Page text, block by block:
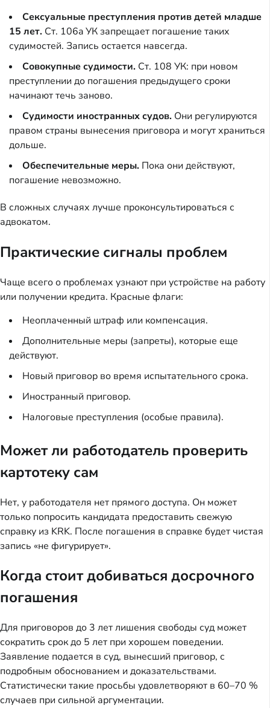
Сексуальные преступления против детей младше
15 лет. Ст. 106a УК запрещает погашение таких
судимостей. Запись остается навсегда.
Совокупные судимости. Ст. 108 УК: при новом
преступлении до погашения предыдущего сроки
начинают течь заново.
Судимости иностранных судов. Они регулируются
правом страны вынесения приговора и могут храниться
дольше.
Обеспечительные меры. Пока они действуют,
погашение невозможно.
В сложных случаях лучше проконсультироваться с
адвокатом.
Практические сигналы проблем
Чаще всего о проблемах узнают при устройстве на работу
или получении кредита. Красные флаги:
Неоплаченный штраф или компенсация.
Дополнительные меры (запреты), которые еще
действуют.
Новый приговор во время испытательного срока.
Иностранный приговор.
Налоговые преступления (особые правила).
Может ли работодатель проверить
картотеку сам
Нет, у работодателя нет прямого доступа. Он может
только попросить кандидата предоставить свежую
справку из KRK. После погашения в справке будет чистая
запись «не фигурирует».
Когда стоит добиваться досрочного
погашения
Для приговоров до 3 лет лишения свободы суд может
сократить срок до 5 лет при хорошем поведении.
Заявление подается в суд, вынесший приговор, с
подробным обоснованием и доказательствами.
Статистически такие просьбы удовлетворяют в 60–70 %
случаев при сильной аргументации.